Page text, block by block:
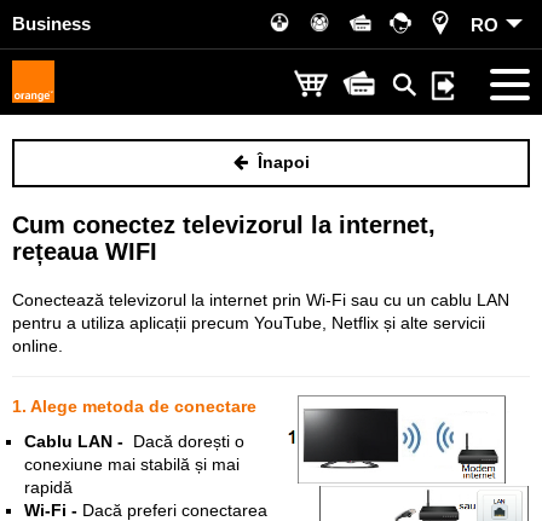
Business RO
Înapoi
Cum conectez televizorul la internet,
rețeaua WIFI
Conectează televizorul la internet prin Wi-Fi sau cu un cablu LAN
pentru a utiliza aplicații precum YouTube, Netflix și alte servicii
online.
1. Alege metoda de conectare
Cablu LAN - Dacă dorești o
conexiune mai stabilă și mai
rapidă
Wi-Fi - Dacă preferi conectarea